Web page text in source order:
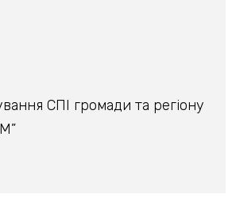
СПІ громади та регіону